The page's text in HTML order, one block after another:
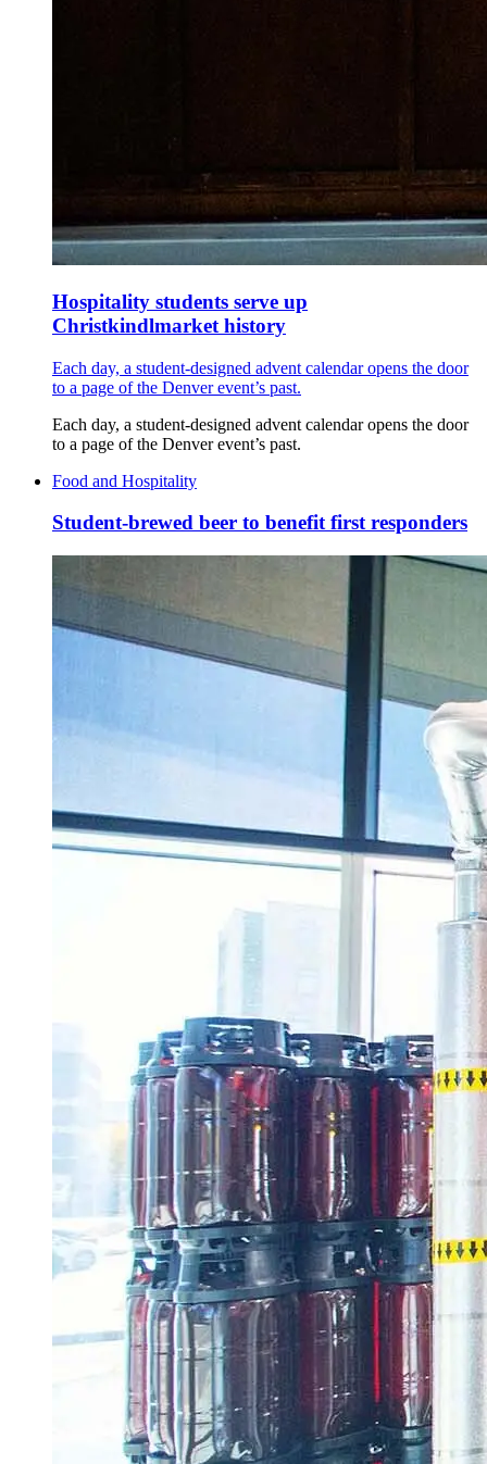
Hospitality students serve up
Christkindlmarket history
Each day, a student-designed advent calendar opens the door
to a page of the Denver event’s past.
Each day, a student-designed advent calendar opens the door
to a page of the Denver event’s past.
Food and Hospitality
Student-brewed beer to benefit first responders